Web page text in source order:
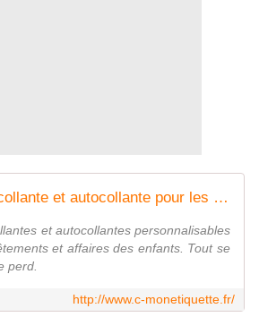
Etiquette thermocollante et autocollante pour les enfants
et autocollantes personnalisables
et affaires des enfants. Tout se
perd.
http://www.c-monetiquette.fr/